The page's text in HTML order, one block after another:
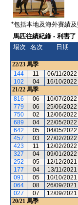
*包括本地及海外賽績
馬匹往績紀錄 - 利害了
場次
名次 日期
22/23 馬季
144
11 06/11/2022
102
04 16/10/2022
21/22 馬季
816
06 10/07/2022
779
06 25/06/2022
750
02 12/06/2022
689
04 22/05/2022
642
05 04/05/2022
457
03 27/02/2022
423
11 12/02/2022
327
04 09/01/2022
252
05 12/12/2021
177
04 13/11/2021
091
05 10/10/2021
064
08 26/09/2021
027
07 12/09/2021
20/21 馬季